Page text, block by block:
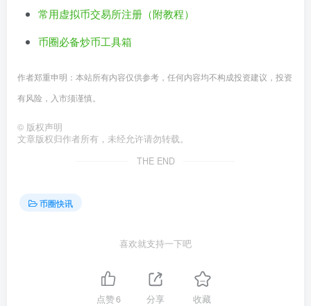
常用虚拟币交易所注册（附教程）
币圈必备炒币工具箱
作者郑重申明：本站所有内容仅供参考，任何内容均不构成投资建议，投资
有风险，入市须谨慎。
© 版权声明
文章版权归作者所有，未经允许请勿转载。
THE END
币圈快讯
喜欢就支持一下吧
点赞6 分享 收藏